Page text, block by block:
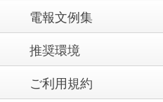
電報文例集
推奨環境
ご利用規約